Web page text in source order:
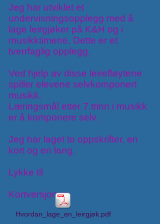
Jeg har utviklet et
undervisningsopplegg med å
lage leirgjøker på K&H og i
musikktimene. Dette er et
tverrfaglig opplegg.
Ved hjelp av disse leirefløytene
spiller elevene selvkomponert
musikk.
Læringsmål etter 7.trinn i musikk
er å komponere selv.
Jeg har laget to oppskrifter, en
kort og en lang.
Lykke til
Kortversjonen
Hvordan_lage_en_leirgjøk.pdf